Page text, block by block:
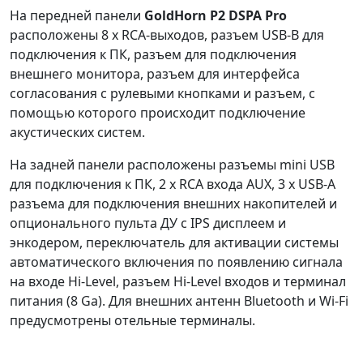
На передней панели GoldHorn P2 DSPA Pro
расположены 8 х RCA-выходов, разъем USB-B для
подключения к ПК, разъем для подключения
внешнего монитора, разъем для интерфейса
согласования с рулевыми кнопками и разъем, с
помощью которого происходит подключение
акустических систем.
На задней панели расположены разъемы mini USB
для подключения к ПК, 2 х RCA входа AUX, 3 х USB-A
разъема для подключения внешних накопителей и
опционального пульта ДУ с IPS дисплеем и
энкодером, переключатель для активации системы
автоматического включения по появлению сигнала
на входе Hi-Level, разъем Hi-Level входов и терминал
питания (8 Ga). Для внешних антенн Bluetooth и Wi-Fi
предусмотрены отельные терминалы.